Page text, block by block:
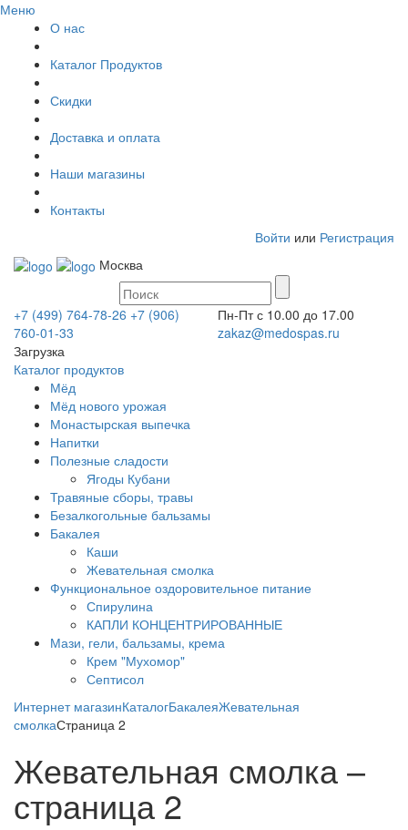
Меню
О нас
Каталог Продуктов
Скидки
Доставка и оплата
Наши магазины
Контакты
Войти или Регистрация
Москва
+7 (499) 764-78-26 +7 (906)
760-01-33
Пн-Пт с 10.00 до 17.00
zakaz@medospas.ru
Загрузка
Каталог продуктов
Мёд
Мёд нового урожая
Монастырская выпечка
Напитки
Полезные сладости
Ягоды Кубани
Травяные сборы, травы
Безалкогольные бальзамы
Бакалея
Каши
Жевательная смолка
Функциональное оздоровительное питание
Спирулина
КАПЛИ КОНЦЕНТРИРОВАННЫЕ
Мази, гели, бальзамы, крема
Крем "Мухомор"
Септисол
Интернет магазинКаталогБакалеяЖевательная
смолкаСтраница 2
Жевательная смолка –
страница 2